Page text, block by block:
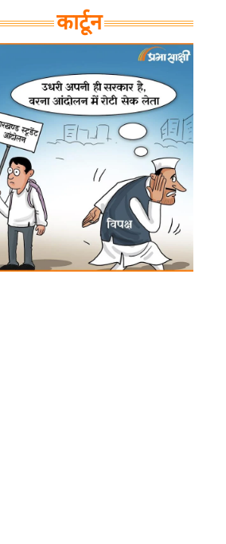
कार्टून